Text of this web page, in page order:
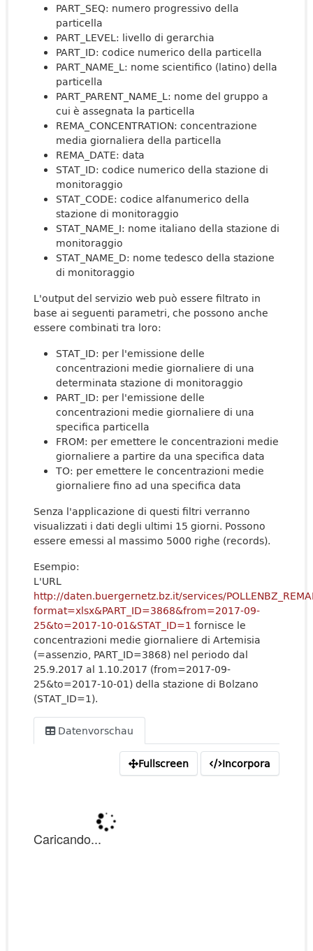
PART_SEQ: numero progressivo della
particella
PART_LEVEL: livello di gerarchia
PART_ID: codice numerico della particella
PART_NAME_L: nome scientifico (latino) della
particella
PART_PARENT_NAME_L: nome del gruppo a
cui è assegnata la particella
REMA_CONCENTRATION: concentrazione
media giornaliera della particella
REMA_DATE: data
STAT_ID: codice numerico della stazione di
monitoraggio
STAT_CODE: codice alfanumerico della
stazione di monitoraggio
STAT_NAME_I: nome italiano della stazione di
monitoraggio
STAT_NAME_D: nome tedesco della stazione
di monitoraggio
L'output del servizio web può essere filtrato in
base ai seguenti parametri, che possono anche
essere combinati tra loro:
STAT_ID: per l'emissione delle
concentrazioni medie giornaliere di una
determinata stazione di monitoraggio
PART_ID: per l'emissione delle
concentrazioni medie giornaliere di una
specifica particella
FROM: per emettere le concentrazioni medie
giornaliere a partire da una specifica data
TO: per emettere le concentrazioni medie
giornaliere fino ad una specifica data
Senza l'applicazione di questi filtri verranno
visualizzati i dati degli ultimi 15 giorni. Possono
essere emessi al massimo 5000 righe (records).
Esempio:
L'URL
http://daten.buergernetz.bz.it/services/
format=xlsx&PART_ID=3868&from=2017-09-
25&to=2017-10-01&STAT_ID=1 fornisce le
concentrazioni medie giornaliere di Artemisia
(=assenzio, PART_ID=3868) nel periodo dal
25.9.2017 al 1.10.2017 (from=2017-09-
25&to=2017-10-01) della stazione di Bolzano
(STAT_ID=1).
Datenvorschau
Fullscreen Incorpora